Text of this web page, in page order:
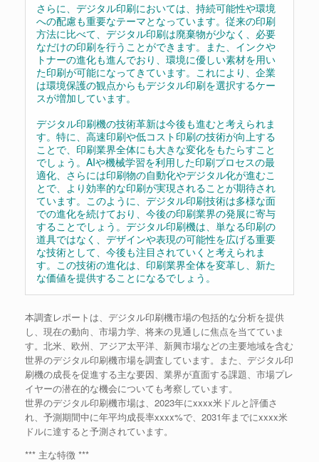
さらに、デジタル印刷においては、持続可能性や環境
への配慮も重要なテーマとなっています。従来の印刷
方法に比べて、デジタル印刷は廃棄物が少なく、必要
なだけの印刷を行うことができます。また、インクや
トナーの進化も進んでおり、環境に優しい素材を用い
た印刷が可能になってきています。これにより、企業
は環境保護の観点からもデジタル印刷を選択するケー
スが増加しています。
デジタル印刷機の技術革新は今後も進むと考えられま
す。特に、高速印刷や低コスト印刷の技術が向上する
ことで、印刷業界全体にも大きな変化をもたらすこと
でしょう。AIや機械学習を利用した印刷プロセスの最
適化、さらには印刷物の自動化やデジタル化が進むこ
とで、より効率的な印刷が実現されることが期待され
ています。このように、デジタル印刷技術は多様な面
での進化を続けており、今後の印刷業界の発展に寄与
することでしょう。デジタル印刷機は、単なる印刷の
道具ではなく、デザインや表現の可能性を広げる重要
な技術として、今後も注目されていくと考えられま
す。この技術の進化は、印刷業界全体を変革し、新た
な価値を提供することになるでしょう。
本調査レポートは、デジタル印刷機市場の包括的な分析を提供
し、現在の動向、市場力学、将来の見通しに焦点を当てていま
す。北米、欧州、アジア太平洋、新興市場などの主要地域を含む
世界のデジタル印刷機市場を調査しています。また、デジタル印
刷機の成長を促進する主な要因、業界が直面する課題、市場プレ
イヤーの潜在的な機会についても考察しています。
世界のデジタル印刷機市場は、2023年にxxxx米ドルと評価さ
れ、予測期間中に年平均成長率xxxx%で、2031年までにxxxx米
ドルに達すると予測されています。
*** 主な特徴 ***